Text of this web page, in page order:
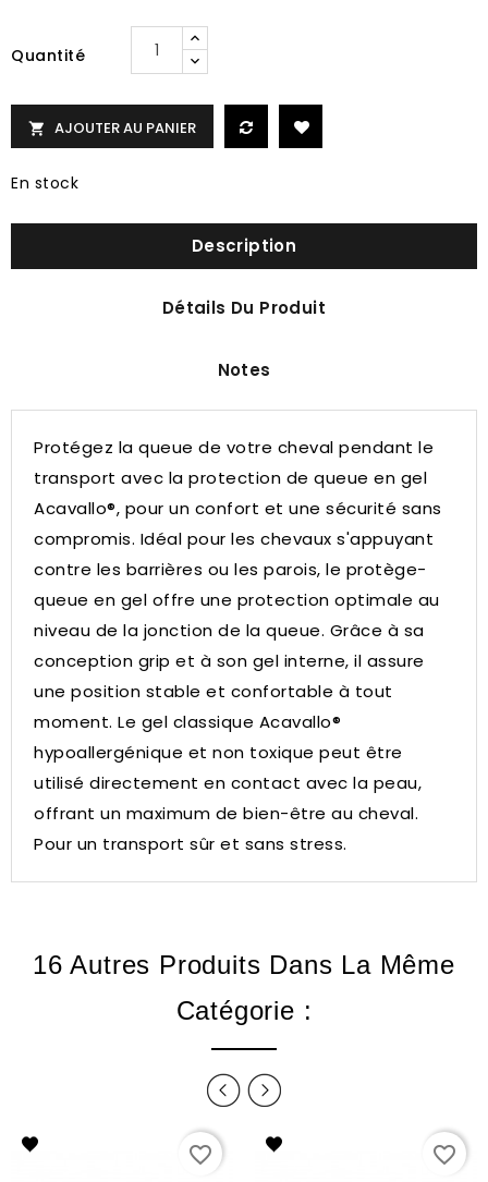
Quantité
 AJOUTER AU PANIER
En stock
Description
Détails Du Produit
Notes
Protégez la queue de votre cheval pendant le
transport avec la protection de queue en gel
Acavallo®, pour un confort et une sécurité sans
compromis. Idéal pour les chevaux s'appuyant
contre les barrières ou les parois, le protège-
queue en gel offre une protection optimale au
niveau de la jonction de la queue. Grâce à sa
conception grip et à son gel interne, il assure
une position stable et confortable à tout
moment. Le gel classique Acavallo®
hypoallergénique et non toxique peut être
utilisé directement en contact avec la peau,
offrant un maximum de bien-être au cheval.
Pour un transport sûr et sans stress.
16 Autres Produits Dans La Même
Catégorie :
favorite_border favorite_border